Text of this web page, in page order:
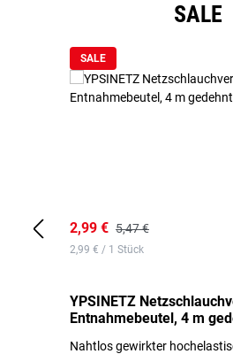
SALE
SALE
2,99 € 5,47 €
2,99 € / 1 Stück
YPSINETZ
Entnahmebeutel, 4 m
Nahtlos gewirkter